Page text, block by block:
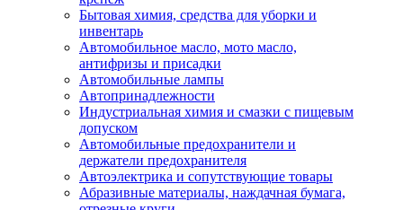
Бытовая химия, средства для уборки и
инвентарь
Автомобильное масло, мото масло,
антифризы и присадки
Автомобильные лампы
Автопринадлежности
Индустриальная химия и смазки с пищевым
допуском
Автомобильные предохранители и
держатели предохранителя
Автоэлектрика и сопутствующие товары
Абразивные материалы, наждачная бумага,